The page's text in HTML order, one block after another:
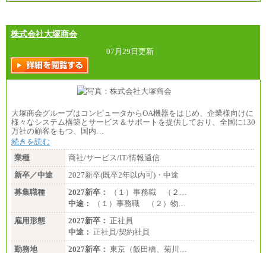
株式会社大塚商会
07月29日更新
大塚商会グループはコンピュータからOA機器をはじめ、企業様向けに
様々なシステム構築とサービス＆サポートを提供しており、全国に130
万社の顧客をもつ、国内…
続きを読む
業種
商社/サービス/IT/情報通信
新卒／中途
2027新卒(既卒2年以内可)・中途
募集職種
2027新卒：
（１）事務職 （２…
中途：
（１）事務職 （２）物…
雇用形態
2027新卒： 正社員
中途： 正社員/契約社員
勤務地
2027新卒： 東京（飯田橋、菊川…